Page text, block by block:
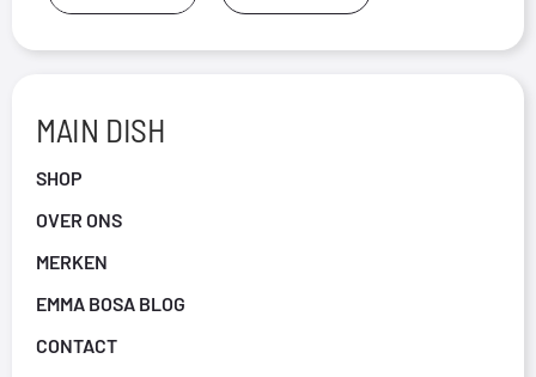
MAIN DISH
SHOP
OVER ONS
MERKEN
EMMA BOSA BLOG
CONTACT